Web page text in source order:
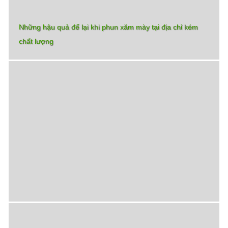
đường mang cái đẹp đến cho mọi người. Thẩm Mỹ Rio